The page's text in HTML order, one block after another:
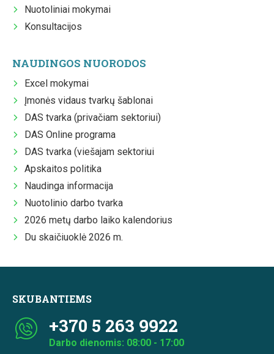
Nuotoliniai mokymai
Konsultacijos
NAUDINGOS NUORODOS
Excel mokymai
Įmonės vidaus tvarkų šablonai
DAS tvarka (privačiam sektoriui)
DAS Online programa
DAS tvarka (viešajam sektoriui
Apskaitos politika
Naudinga informacija
Nuotolinio darbo tvarka
2026 metų darbo laiko kalendorius
Du skaičiuoklė 2026 m.
SKUBANTIEMS
+370 5 263 9922
Darbo dienomis: 08:00 - 17:00